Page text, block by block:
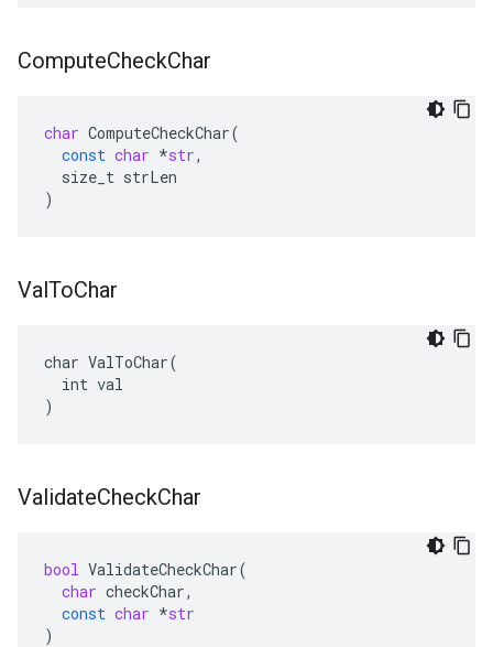
ComputeCheckChar
char ComputeCheckChar(
const char *str,
size_t strLen
)
ValToChar
char ValToChar(
  int val
)
ValidateCheckChar
bool ValidateCheckChar(
char checkChar,
const char *str
)